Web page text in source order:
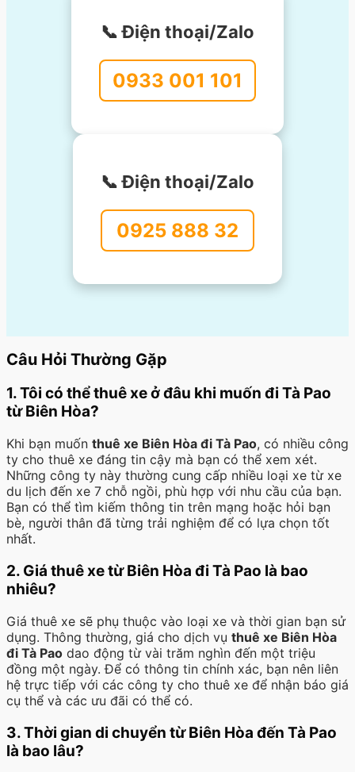
📞 Điện thoại/Zalo
0933 001 101
📞 Điện thoại/Zalo
0925 888 32
Câu Hỏi Thường Gặp
1. Tôi có thể thuê xe ở đâu khi muốn đi Tà Pao
từ Biên Hòa?
Khi bạn muốn thuê xe Biên Hòa đi Tà Pao, có nhiều công
ty cho thuê xe đáng tin cậy mà bạn có thể xem xét.
Những công ty này thường cung cấp nhiều loại xe từ xe
du lịch đến xe 7 chỗ ngồi, phù hợp với nhu cầu của bạn.
Bạn có thể tìm kiếm thông tin trên mạng hoặc hỏi bạn
bè, người thân đã từng trải nghiệm để có lựa chọn tốt
nhất.
2. Giá thuê xe từ Biên Hòa đi Tà Pao là bao
nhiêu?
Giá thuê xe sẽ phụ thuộc vào loại xe và thời gian bạn sử
dụng. Thông thường, giá cho dịch vụ thuê xe Biên Hòa
đi Tà Pao dao động từ vài trăm nghìn đến một triệu
đồng một ngày. Để có thông tin chính xác, bạn nên liên
hệ trực tiếp với các công ty cho thuê xe để nhận báo giá
cụ thể và các ưu đãi có thể có.
3. Thời gian di chuyển từ Biên Hòa đến Tà Pao
là bao lâu?